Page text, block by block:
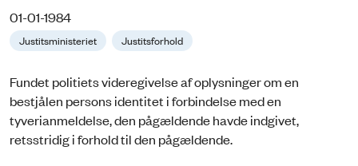
01-01-1984
Justitsministeriet Justitsforhold
Fundet politiets videregivelse af oplysninger om en
bestjålen persons identitet i forbindelse med en
tyverianmeldelse, den pågældende havde indgivet,
retsstridig i forhold til den pågældende.